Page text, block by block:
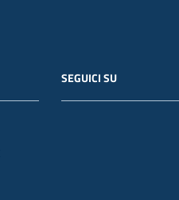
SEGUICI SU